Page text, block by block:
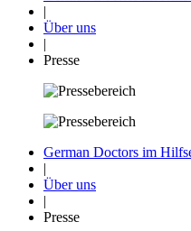
|
Über uns
|
Presse
German Doctors im
|
Über uns
|
Presse